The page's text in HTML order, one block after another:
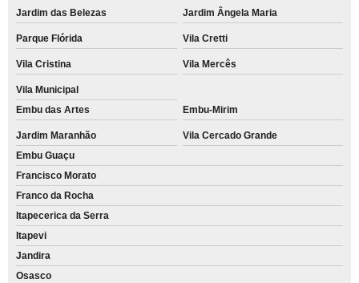
Jardim das Belezas Jardim Ângela Maria
Parque Flórida Vila Cretti
Vila Cristina Vila Mercês
Vila Municipal
Embu das Artes
Embu-Mirim
Jardim Maranhão
Vila Cercado Grande
Embu Guaçu
Francisco Morato
Franco da Rocha
Itapecerica da Serra
Itapevi
Jandira
Osasco